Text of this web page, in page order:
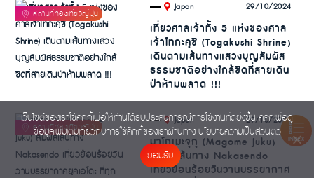
INDEX
. Japan 29/10/2024
เที่ยวศาลเจ้าทั้ง 5 แห่งของศาล
เจ้าโทกะคุชิ (Togakushi Shrine)
เดินตามเส้นทางแสวงบุญสัมผัส
ธรรมชาติอย่างใกล้ชิดที่สายเดิน
ป่าห้ามพลาด !!!
. Japan 29/10/2024
มาโกเมะจุกุ (Magome Juku)
สัมผัสเส้นทาง Nakasendo
เที่ยวย้อนร้อยวันวานบรรยากาศ
เว็บไซต์ของเราใช้คุกกี้เพื่อให้ท่านได้รับประสบการณ์การใช้งานที่ดียิ่งขึ้น คลิกเพื่อดู
ข้อมูลเพิ่มเติมเกี่ยวกับการใช้คุ๊กกี้ของเราผ่านทาง นโยบายความเป็นส่วนตัว
ยอมรับ